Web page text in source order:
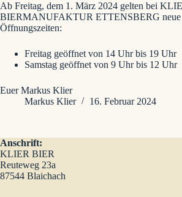
Ab Freitag, dem 1. März 2024 gelten bei
BIERMANUFAKTUR ETTENSBERG neue
Öffnungszeiten:
Freitag geöffnet von 14 Uhr bis 19 Uhr
Samstag geöffnet von 9 Uhr bis 12 Uhr
Euer Markus Klier
Markus Klier
16. Februar 2024
Anschrift:
KLIER BIER
Reuteweg 23a
87544 Blaichach